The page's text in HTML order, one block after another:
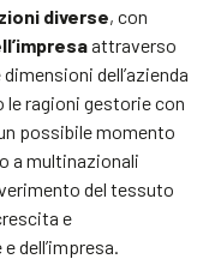
diverse, con
attraverso
dell’azienda
ragioni gestorie con
possibile momento
a multinazionali
del tessuto
e
dell’impresa.